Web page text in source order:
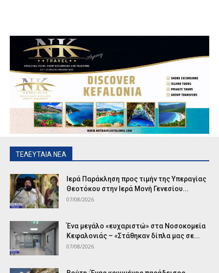
ΤΕΛΕΥΤΑΙΑ ΝΕΑ
Ιερά Παράκληση προς τιμήν της Υπεραγίας
Θεοτόκου στην Ιερά Μονή Γενεσίου...
07/08/2026
Ένα μεγάλο «ευχαριστώ» στα Νοσοκομεία
Κεφαλονιάς – «Στάθηκαν δίπλα μας σε...
07/08/2026